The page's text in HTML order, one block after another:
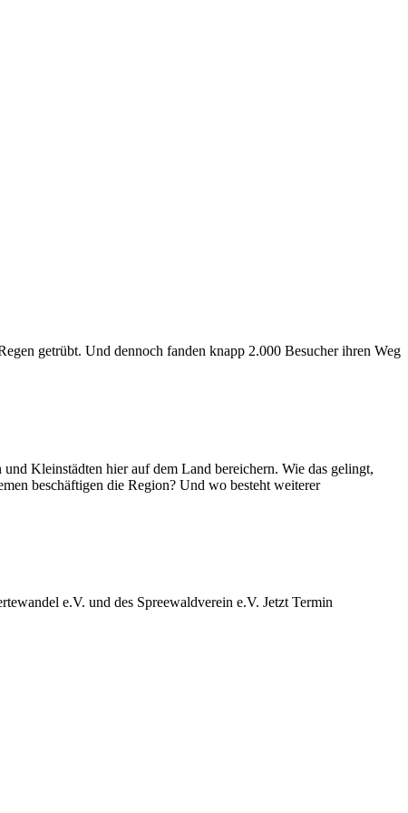
getrübt. Und dennoch fanden knapp 2.000 Besucher ihren Weg
Kleinstädten hier auf dem Land bereichern. Wie das gelingt,
beschäftigen die Region? Und wo besteht weiterer
e.V. und des Spreewaldverein e.V. Jetzt Termin